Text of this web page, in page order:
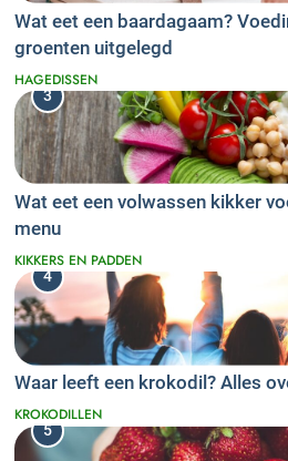
Wat eet een baardagaam?
groenten uitgelegd
HAGEDISSEN
3
Wat eet een volwassen kikker
menu
KIKKERS EN PADDEN
4
Waar leeft een krokodil? Alles
KROKODILLEN
5